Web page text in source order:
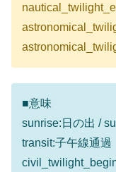
■意味
sunrise:日の出 /
transit:子午線通過